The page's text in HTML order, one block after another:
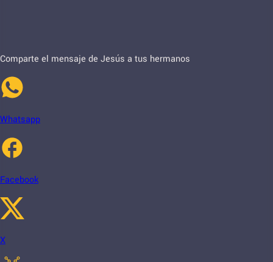
Comparte el mensaje de Jesús a tus hermanos
Whatsapp
Facebook
X